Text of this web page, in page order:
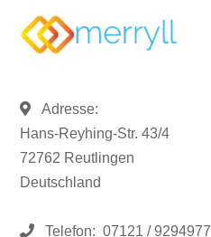
Adresse:
Hans-Reyhing-Str. 43/4
72762 Reutlingen
Deutschland
Telefon: 07121 / 9294977